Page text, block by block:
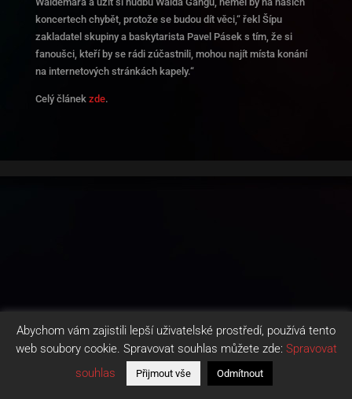
koncertech chybět, protože se budou dít věci,“ řekl Šípu
zakladatel skupiny a baskytarista Pavel Pásek s tím, že si
fanoušci, kteří by se rádi zúčastnili, mohou najít místa konání
na internetovýchstránkách kapely.“
Celý článek zde.
Abychom vám zajistili lepší uživatelské prostředí, používá tento
web soubory cookie. Spravovat souhlas můžete zde: Spravovat
souhlas
Přijmout vše Odmítnout